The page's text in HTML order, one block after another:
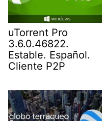
uTorrent Pro
3.6.0.46822.
Estable. Español.
Cliente P2P